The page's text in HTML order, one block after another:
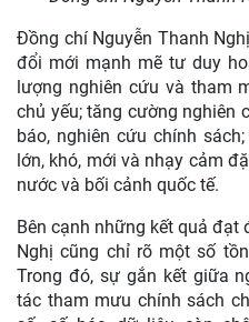
Đồng chí Nguyễn Thanh